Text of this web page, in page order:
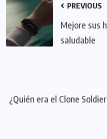
PREVIOUS
Mejore sus
saludable
¿Quién era el Clone